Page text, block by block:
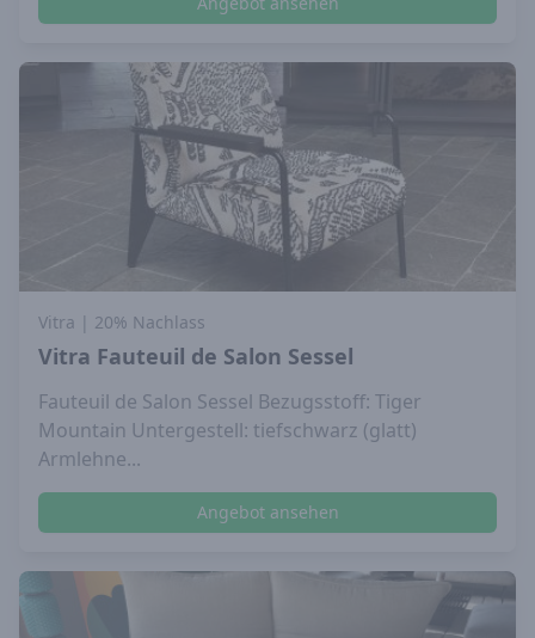
Vitra | 20% Nachlass
Vitra Fauteuil de Salon Sessel
Fauteuil de Salon Sessel Bezugsstoff: Tiger
Mountain Untergestell: tiefschwarz (glatt)
Armlehne...
Angebot ansehen